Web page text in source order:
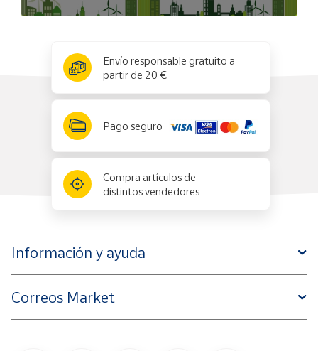
Envío responsable gratuito a
partir de 20 €
Pago seguro
Compra artículos de
distintos vendedores
Información y ayuda
Correos Market